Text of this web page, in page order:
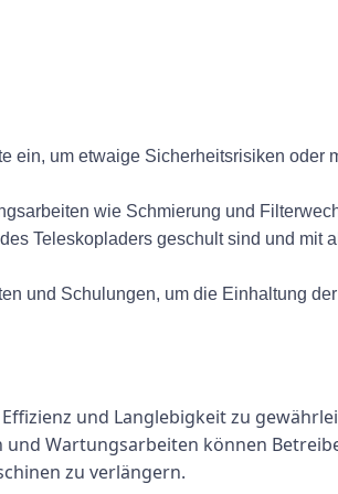
ein, um etwaige Sicherheitsrisiken oder
wie Schmierung und
Teleskopladers geschult sind und mit
und Schulungen, um die Einhaltung
und Langlebigkeit zu
Wartungsarbeiten können
zu verlängern.